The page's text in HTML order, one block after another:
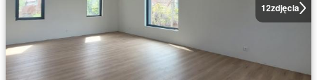
12zdjęcia